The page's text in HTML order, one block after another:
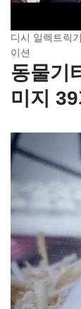
디시 일렉트릭
이션
동물기
미지